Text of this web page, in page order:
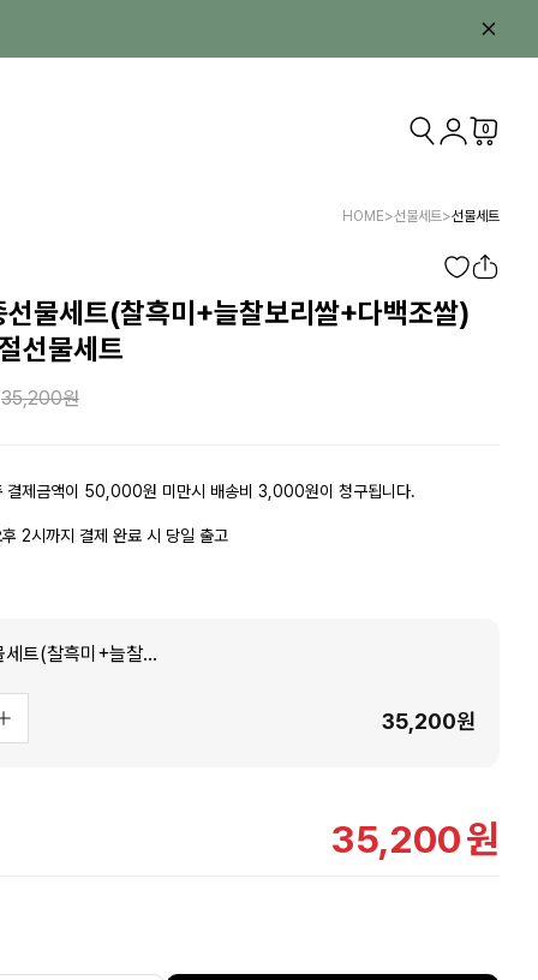
0
HOME>선물세트>선물세트
물세트(찰흑미+늘찰보리쌀+다백조쌀)
선물세트
35,200
결제금액이 50,000원 미만시 배송비 3,000원이 청구됩니다.
2시까지 결제 완료 시 당일 출고
국산 토종미3종선물세트(찰흑미+늘찰보리쌀+다백조쌀) 잡곡 답례품 명절선물세트
35,200원
35,200원